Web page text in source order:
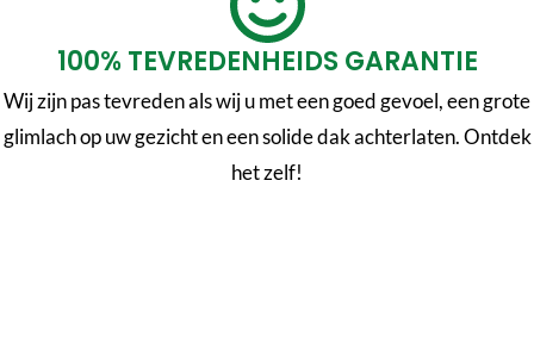
100% TEVREDENHEIDS GARANTIE
Wij zijn pas tevreden als wij u met een goed gevoel, een grote
glimlach op uw gezicht en een solide dak achterlaten. Ontdek
het zelf!